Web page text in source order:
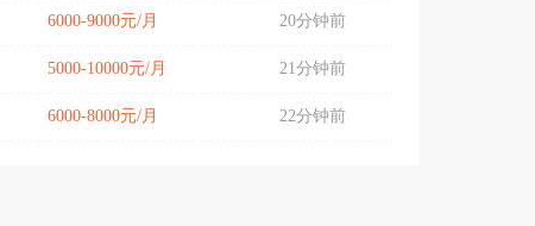
6000-9000元/月 20分钟前
5000-10000元/月 21分钟前
6000-8000元/月 22分钟前